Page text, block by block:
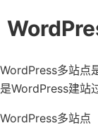
WordPress多站点
是WordPress建站
WordPress多站点